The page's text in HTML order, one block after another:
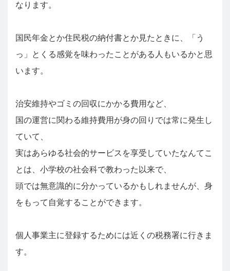
なります。
国民年金とか住民税の納付書とか見たときに、「う
っ」とくる感覚を味わったことがある人もいるかと思
います。
治安維持やゴミの回収にかかる費用など、
国の運営に関わる維持費用が身の回りでは常に発生し
ていて、
実はあらゆる社会的サービスを享受していたなんてこ
とは、小学校の社会科で教わった以来で、
頭では無意識的に分かっているかもしれませんが、身
をもって自覚することができます。
個人事業主に登録するためには近くの税務署に行きま
す。